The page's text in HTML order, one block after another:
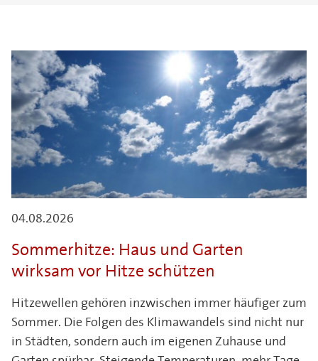
04.08.2026
Sommerhitze: Haus und Garten
wirksam vor Hitze schützen
Hitzewellen gehören inzwischen immer häufiger zum
Sommer. Die Folgen des Klimawandels sind nicht nur
in Städten, sondern auch im eigenen Zuhause und